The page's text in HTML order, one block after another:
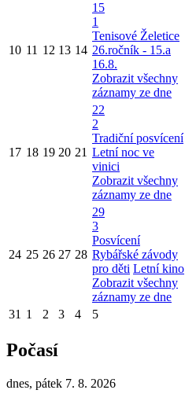
10 11 12 13 14
15
1
Tenisové Želetice
26.ročník - 15.a
16.8.
Zobrazit všechny
záznamy ze dne
17 18 19 20 21
22
2
Tradiční posvícení
Letní noc ve
vinici
Zobrazit všechny
záznamy ze dne
24 25 26 27 28
29
3
Posvícení
Rybářské závody
pro děti Letní kino
Zobrazit všechny
záznamy ze dne
31 1 2 3 4 5
Počasí
dnes, pátek 7. 8. 2026